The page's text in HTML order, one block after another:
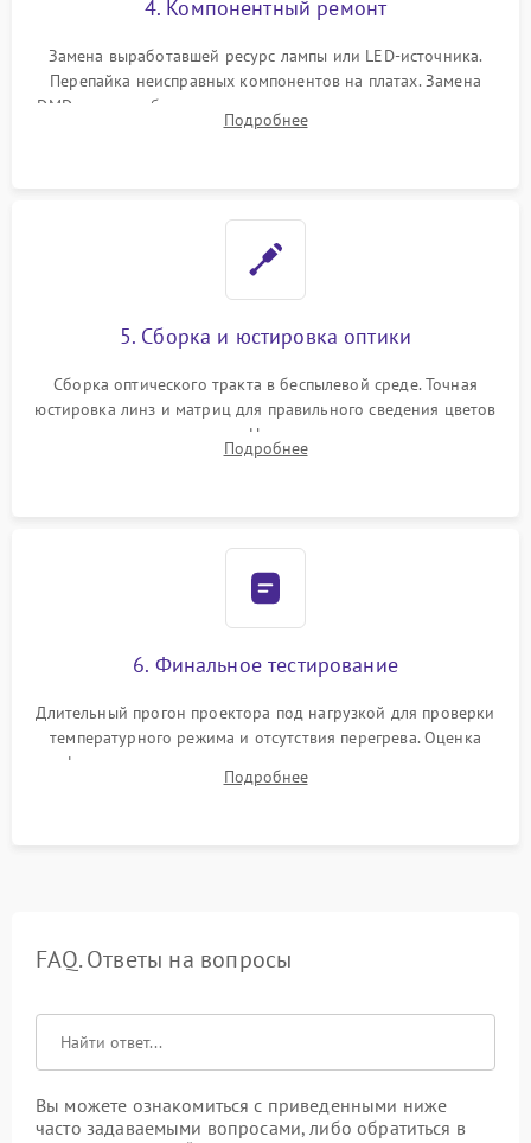
4. Компонентный ремонт
Замена выработавшей ресурс лампы или LED-источника.
Перепайка неисправных компонентов на платах. Замена
DMD-чипа при битых пикселях, установка нового цветового
колеса или восстановление сгоревших поляризационных
Подробнее
5. Сборка и юстировка оптики
Сборка оптического тракта в беспылевой среде. Точная
юстировка линз и матриц для правильного сведения цветов
и устранения размытия. Надежное подключение всех
шлейфов, установка датчиков и закрытие корпуса
Подробнее
6. Финальное тестирование
Длительный прогон проектора под нагрузкой для проверки
температурного режима и отсутствия перегрева. Оценка
фокуса, контрастности и цветопередачи на тестовых
таблицах. Проверка работы всех видеовходов и кнопок
Подробнее
FAQ. Ответы на вопросы
Вы можете ознакомиться с приведенными ниже
часто задаваемыми вопросами, либо обратиться в